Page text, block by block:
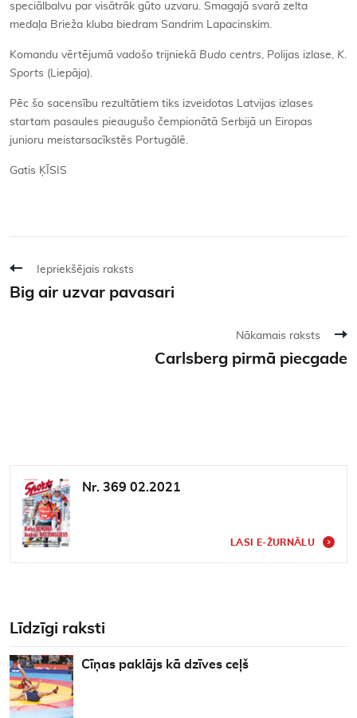
speciālbalvu par visātrāk gūto uzvaru. Smagajā svarā zelta
medaļa Brieža kluba biedram Sandrim Lapacinskim.
Komandu vērtējumā vadošo trijniekā Budo centrs, Polijas izlase, K.
Sports (Liepāja).
Pēc šo sacensību rezultātiem tiks izveidotas Latvijas izlases
startam pasaules pieaugušo čempionātā Serbijā un Eiropas
junioru meistarsacīkstēs Portugālē.
Gatis ĶĪSIS
Iepriekšējais raksts
Big air uzvar pavasari
Nākamais raksts
Carlsberg pirmā piecgade
Nr. 369 02.2021
LASI E-ŽURNĀLU
Līdzīgi raksti
Cīņas paklājs kā dzīves ceļš